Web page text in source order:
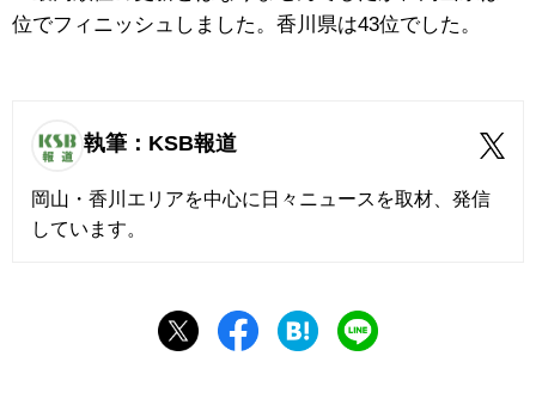
位でフィニッシュしました。香川県は43位でした。
執筆：KSB報道
岡山・香川エリアを中心に日々ニュースを取材、発信
しています。